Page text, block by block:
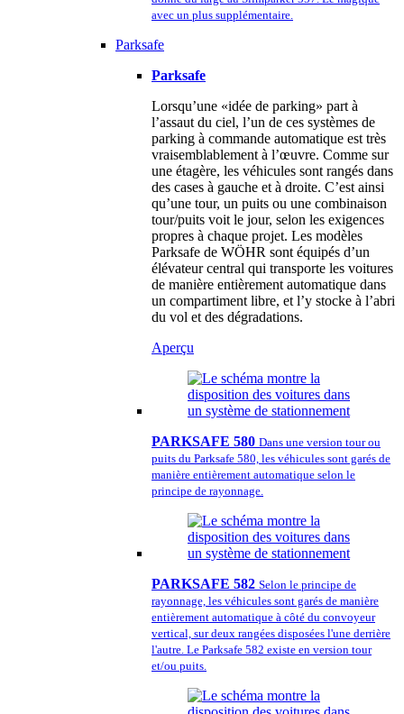
avec un plus supplémentaire.
Parksafe
Parksafe
Lorsqu’une «idée de parking» part à
l’assaut du ciel, l’un de ces systèmes de
parking à commande automatique est très
vraisemblablement à l’œuvre. Comme sur
une étagère, les véhicules sont rangés dans
des cases à gauche et à droite. C’est ainsi
qu’une tour, un puits ou une combinaison
tour/puits voit le jour, selon les exigences
propres à chaque projet. Les modèles
Parksafe de WÖHR sont équipés d’un
élévateur central qui transporte les voitures
de manière entièrement automatique dans
un compartiment libre, et l’y stocke à l’abri
du vol et des dégradations.
Aperçu
PARKSAFE 580 Dans une version tour ou
puits du Parksafe 580, les véhicules sont garés de
manière entièrement automatique selon le
principe de rayonnage.
PARKSAFE 582 Selon le principe de
rayonnage, les véhicules sont garés de manière
entièrement automatique à côté du convoyeur
vertical, sur deux rangées disposées l'une derrière
l'autre. Le Parksafe 582 existe en version tour
et/ou puits.